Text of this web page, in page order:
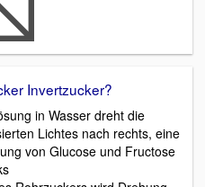
Invertzucker?
in Wasser dreht die
Lichtes nach rechts, eine
von Glucose und Fructose